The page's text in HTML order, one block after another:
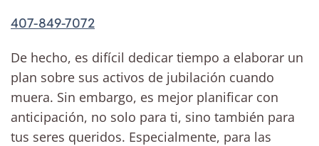
407-849-7072
De hecho, es difícil dedicar tiempo a elaborar un
plan sobre sus activos de jubilación cuando
muera. Sin embargo, es mejor planificar con
anticipación, no solo para ti, sino también para
tus seres queridos. Especialmente, para las